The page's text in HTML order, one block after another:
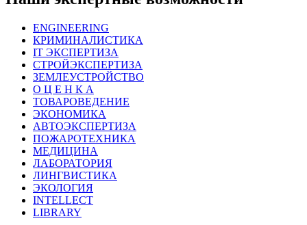
ENGINEERING
КРИМИНАЛИСТИКА
IT ЭКСПЕРТИЗА
СТРОЙЭКСПЕРТИЗА
ЗЕМЛЕУСТРОЙСТВО
О Ц Е Н К А
ТОВАРОВЕДЕНИЕ
ЭКОНОМИКА
АВТОЭКСПЕРТИЗА
ПОЖАРОТЕХНИКА
МЕДИЦИНА
ЛАБОРАТОРИЯ
ЛИНГВИСТИКА
ЭКОЛОГИЯ
INTELLECT
LIBRARY